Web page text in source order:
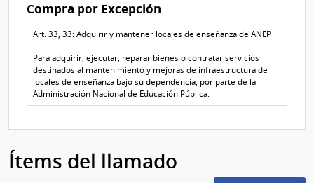
Compra por Excepción
Art. 33, 33: Adquirir y mantener locales de enseñanza de ANEP
Para adquirir, ejecutar, reparar bienes o contratar servicios
destinados al mantenimiento y mejoras de infraestructura de
locales de enseñanza bajo su dependencia, por parte de la
Administración Nacional de Educación Pública.
Ítems del llamado